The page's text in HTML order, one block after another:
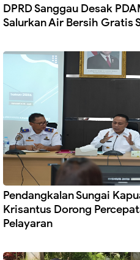
DPRD Sanggau Desak
Salurkan Air Bersih Gratis
Pendangkalan Sungai
Krisantus Dorong
Pelayaran